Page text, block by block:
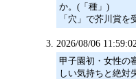
か。(「種」)
「穴」で芥川賞
2026/08/06 11:59:02
甲子園初・女性
しい気持ちと絶対